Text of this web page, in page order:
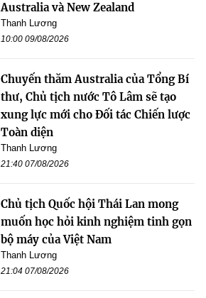
Australia và New Zealand
Thanh Lương
10:00 09/08/2026
Chuyến thăm Australia của Tổng Bí
thư, Chủ tịch nước Tô Lâm sẽ tạo
xung lực mới cho Đối tác Chiến lược
Toàn diện
Thanh Lương
21:40 07/08/2026
Chủ tịch Quốc hội Thái Lan mong
muốn học hỏi kinh nghiệm tinh gọn
bộ máy của Việt Nam
Thanh Lương
21:04 07/08/2026